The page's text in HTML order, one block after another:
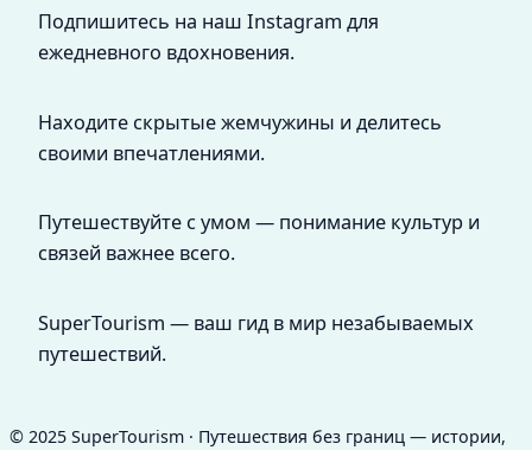
Подпишитесь на наш Instagram для
ежедневного вдохновения.
Находите скрытые жемчужины и делитесь
своими впечатлениями.
Путешествуйте с умом — понимание культур и
связей важнее всего.
SuperTourism — ваш гид в мир незабываемых
путешествий.
© 2025 SuperTourism · Путешествия без границ — истории,